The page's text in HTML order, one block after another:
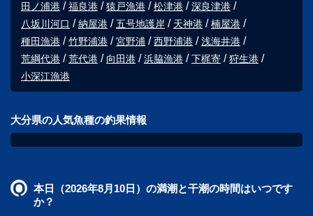
田ノ浦港
福良港 猿戸漁港 松津港
深良津港
八坂川河口
納屋港 五号地護岸 天神港
楠屋港
種田漁港
竹野浦港 宮野浦 西野浦港
浅海井港
荒綱代港
荒代港 向田港 浜脇漁港 下梶寄
狩生港
小深江漁港
大分県の人気魚種の釣果情報
本日（2026年8月10日）の満潮と干潮の時間はいつです
か？